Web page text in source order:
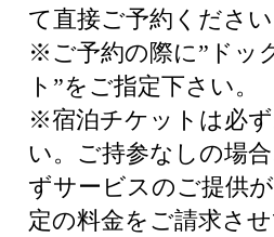
て直接ご予約ください
※ご予約の際に”ドッ
ト”をご指定下さい。
※宿泊チケットは必
い。ご持参なしの場
ずサービスのご提供
定の料金をご請求さ